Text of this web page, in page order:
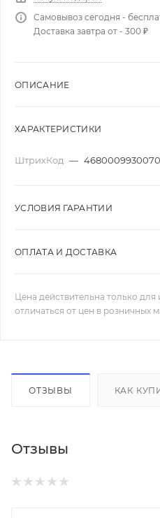
Самовывоз сегодня -
Доставка завтра от - 300 ₽
ОПИСАНИЕ
ХАРАКТЕРИСТИКИ
ШтрихКод — 4680009930070
УСЛОВИЯ ГАРАНТИИ
ОПЛАТА И ДОСТАВКА
Цена действительна только
отличаться от цен в розничных
ОТЗЫВЫ КАК
Отзывы